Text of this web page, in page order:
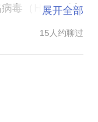
毒（HIV）引起
者逐渐丧失对各
自己感染了艾滋
展开全部
15人约聊过